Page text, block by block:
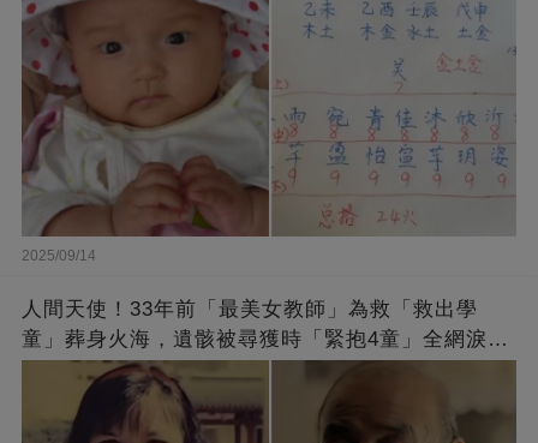
2025/09/14
人間天使！33年前「最美女教師」為救「救出學
童」葬身火海，遺骸被尋獲時「緊抱4童」全網淚
崩：真正的英雄不該被遺忘